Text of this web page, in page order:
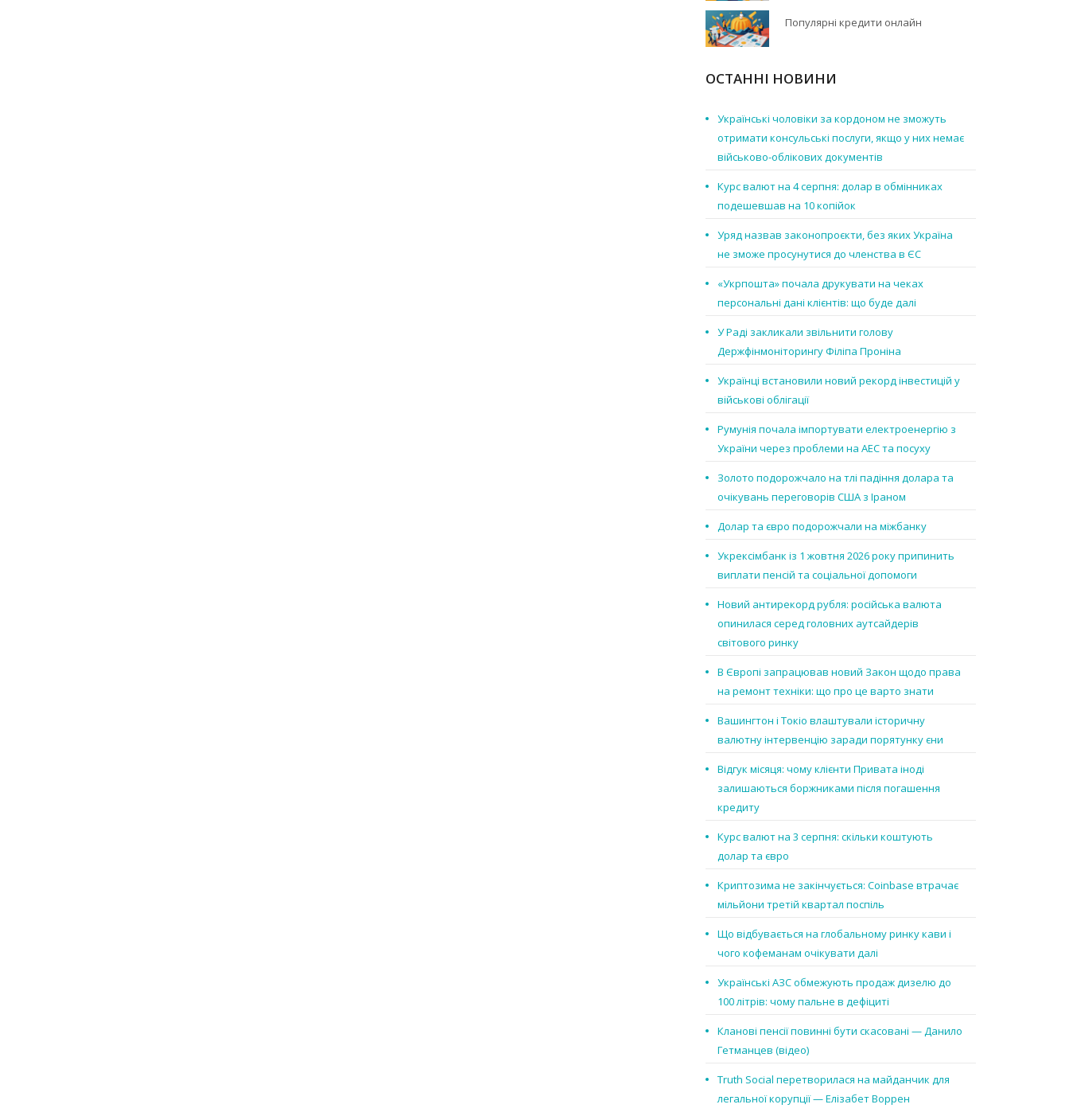
Популярні кредити онлайн
ОСТАННІ НОВИНИ
Українські чоловіки за кордоном не зможуть
отримати консульські послуги, якщо у них немає
військово-облікових документів
Курс валют на 4 серпня: долар в обмінниках
подешевшав на 10 копійок
Уряд назвав законопроєкти, без яких Україна
не зможе просунутися до членства в ЄС
«Укрпошта» почала друкувати на чеках
персональні дані клієнтів: що буде далі
У Раді закликали звільнити голову
Держфінмоніторингу Філіпа Проніна
Українці встановили новий рекорд інвестицій у
військові облігації
Румунія почала імпортувати електроенергію з
України через проблеми на АЕС та посуху
Золото подорожчало на тлі падіння долара та
очікувань переговорів США з Іраном
Долар та євро подорожчали на міжбанку
Укрексімбанк із 1 жовтня 2026 року припинить
виплати пенсій та соціальної допомоги
Новий антирекорд рубля: російська валюта
опинилася серед головних аутсайдерів
світового ринку
В Європі запрацював новий Закон щодо права
на ремонт техніки: що про це варто знати
Вашингтон і Токіо влаштували історичну
валютну інтервенцію заради порятунку єни
Відгук місяця: чому клієнти Привата іноді
залишаються боржниками після погашення
кредиту
Курс валют на 3 серпня: скільки коштують
долар та євро
Криптозима не закінчується: Coinbase втрачає
мільйони третій квартал поспіль
Що відбувається на глобальному ринку кави і
чого кофеманам очікувати далі
Українські АЗС обмежують продаж дизелю до
100 літрів: чому пальне в дефіциті
Кланові пенсії повинні бути скасовані — Данило
Гетманцев (відео)
Truth Social перетворилася на майданчик для
легальної корупції — Елізабет Воррен